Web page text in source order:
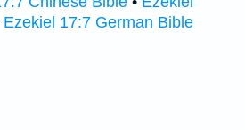
Ezekiel 17:7 German Bible